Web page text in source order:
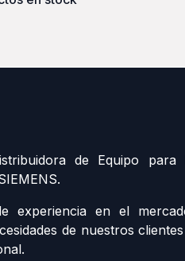
de Equipo para
experiencia en el
de nuestros